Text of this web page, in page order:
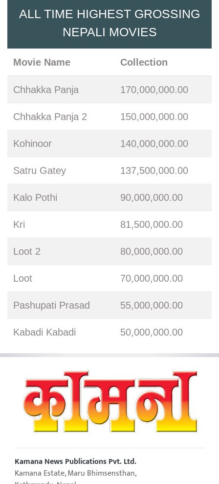
ALL TIME HIGHEST GROSSING
NEPALI MOVIES
Movie Name Collection
Chhakka Panja 170,000,000.00
Chhakka Panja 2 150,000,000.00
Kohinoor 140,000,000.00
Satru Gatey 137,500,000.00
Kalo Pothi 90,000,000.00
Kri 81,500,000.00
Loot 2 80,000,000.00
Loot 70,000,000.00
Pashupati Prasad 55,000,000.00
Kabadi Kabadi 50,000,000.00
Kamana News Publications Pvt. Ltd.
Kamana Estate, Maru Bhimsensthan,